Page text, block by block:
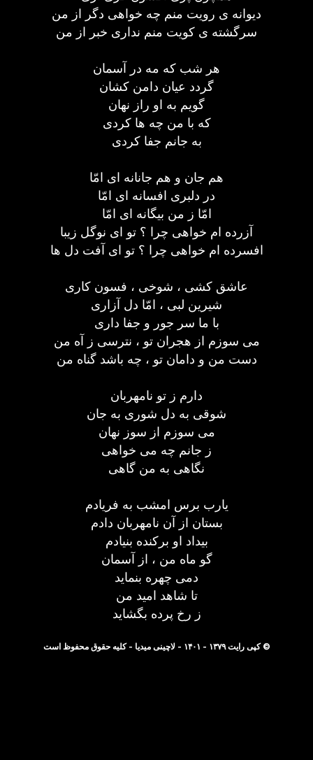
دیوانه ی رویت منم چه خواهی دگر از من
سرگشته ی کویت منم نداری خبر از من
هر شب که مه در آسمان
گردد عیان دامن کشان
گویم به او راز نهان
که با من چه ها کردی
به جانم جفا کردی
هم جان و هم جانانه ای امّا
در دلبری افسانه ای امّا
امّا ز من بیگانه ای امّا
آزرده ام خواهی چرا ؟ تو ای نوگل زیبا
افسرده ام خواهی چرا ؟ تو ای آفت دل ها
عاشق کشی ، شوخی ، فسون کاری
شیرین لبی ، امّا دل آزاری
با ما سر جور و جفا داری
می سوزم از هجران تو ، نترسی ز آه من
دست من و دامان تو ، چه باشد گناه من
دارم ز تو نامهربان
شوقی به دل شوری به جان
می سوزم از سوز نهان
ز جانم چه می خواهی
نگاهی به من گاهی
یارب برس امشب به فریادم
بستان از آن نامهربان دادم
بیداد او برکنده بنیادم
گو ماه من ، از آسمان
دمی چهره بنماید
تا شاهد امید من
ز رخ پرده بگشاید
© کپی رایت ۱۳۷۹ - ۱۴۰۱ - لاچینی میدیا - کلیه حقوق محفوظ است